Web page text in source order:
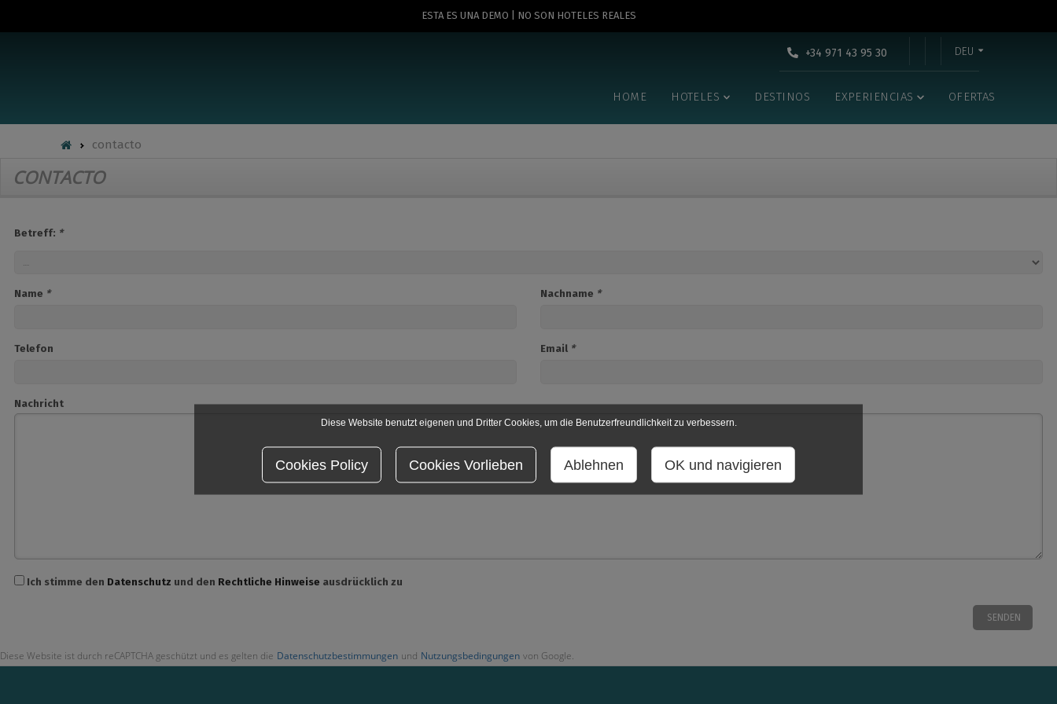
ESTA ES UNA DEMO | NO SON HOTELES REALES
+34 971 43 95 30 DEU
HOME HOTELES DESTINOS EXPERIENCIAS OFERTAS
contacto
CONTACTO
Betreff: *
Name * Nachname *
Telefon Email *
Nachricht
Ich stimme den Datenschutz und den Rechtliche Hinweise ausdrücklich zu
Diese Website ist durch reCAPTCHA geschützt und es gelten die Datenschutzbestimmungen und Nutzungsbedingungen von Google.
Diese Website benutzt eigenen und Dritter Cookies, um die Benutzerfreundlichkeit zu verbessern.
Cookies Policy Cookies Vorlieben Ablehnen OK und navigieren